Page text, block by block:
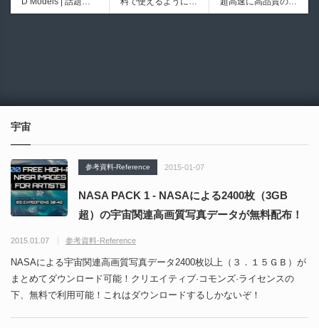
ブループリントライ
ブラリやエディタス
イプ形状を構築出来
るUnreal Engine 5
ゲーム『NTE（Nev
ったのか──3D-CA
ワッドポリゴンでリ
能な伸縮式ライトセ
ーバーの開発メイキ
nderのドキュメン
er向けAIエージェン
CGMatter
宇宙
参考資料-Reference 2015-01-07
NASA PACK 1 - NASAによる2400枚（3GB
超）の宇宙関連高画質写真データが無料配布！
2015.01.07 参考資料-Reference
NASAによる宇宙関連高画質写真データ2400枚以上（３．１５ＧＢ）が
まとめてダウンロード可能！クリエイティブ·コモンズ·ライセンスの
下、無料で利用可能！これはダウンロードするしかないぞ！